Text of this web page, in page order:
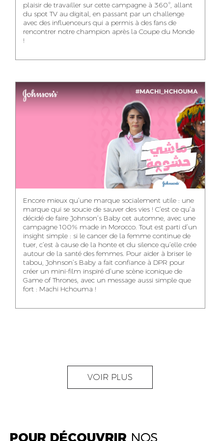
MERYEM OUALHAN
TRAFFIC MANAGER
JABRI AHMED
GRAPHIC
DESIGNER
WISSAL KHALIFI
INFLUENCE
MANAGER
HOUMALY
ILYASS EL ADANI
ART DIRECTOR
MAHA SAKOUT
HEAD OF SOCIAL &
CONTENT
AYOUB HAMMOUDI
MOTION DESIGNER
SAWSANE LAHBIBI
PRODUCTION
DIRECTOR
KARIM OUNZAR
AUDIOVISUAL
CONTENT CREATOR
ZAKARIA BENNANI
TRAFFIC MANAGER
NOUR-ELHOUDA
YOUBI IDRISSI
PROJECT
MANAGER
AGENT
GHITA SFINY
ACCOUNTANT
OUMAIMA HABIBA
plaisir de travailler sur cette campagne à 360°, allant
du spot TV au digital, en passant par un challenge
avec des influenceurs qui a permis à des fans de
rencontrer notre champion après la Coupe du Monde
!
Encore mieux qu’une marque socialement utile : une
marque qui se soucie de sauver des vies ! C’est ce qu’a
décidé de faire Johnson’s Baby cet automne, avec une
campagne 100% made in Morocco. Tout est parti d’un
insight simple : si le cancer de la femme continue de
tuer, c’est à cause de la honte et du silence qu’elle crée
autour de la santé des femmes. Pour aider à briser le
tabou, Johnson’s Baby a fait confiance à DPR pour
créer un mini-film inspiré d’une scène iconique de
Game of Thrones, avec un message aussi simple que
fort : Machi Hchouma !
VOIR PLUS
POUR DÉCOUVRIR NOS